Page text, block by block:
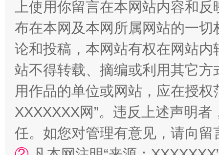
阿坝州三大球赛在茂县开幕 规模
上使用你留言在本网站内容和
布在本网及本网所属网站的一
论和投稿，本网站有权在网站
站不得转载、摘编或利用其它
用作品的单位或网站，应在授
XXXXXXX网”。违反上述声明
任。如您对管理有意见，请向